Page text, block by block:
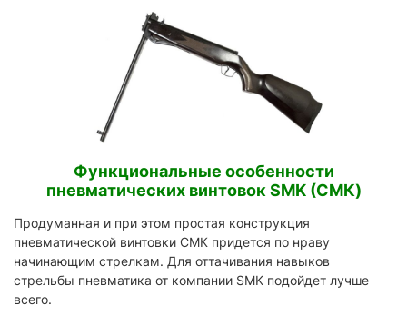
Функциональные особенности
пневматических винтовок SMK (СМК)
Продуманная и при этом простая конструкция
пневматической винтовки СМК придется по нраву
начинающим стрелкам. Для оттачивания навыков
стрельбы пневматика от компании SMK подойдет лучше
всего.